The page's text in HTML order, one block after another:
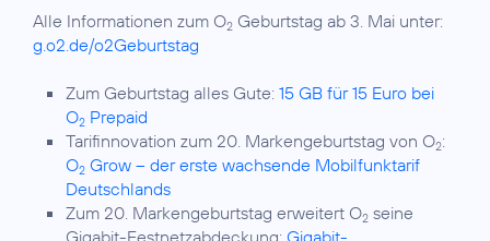
Alle Informationen zum O2 Geburtstag ab 3. Mai unter:
g.o2.de/o2Geburtstag
Zum Geburtstag alles Gute: 15 GB für 15 Euro bei
O2 Prepaid
Tarifinnovation zum 20. Markengeburtstag von O2:
O2 Grow – der erste wachsende Mobilfunktarif
Deutschlands
Zum 20. Markengeburtstag erweitert O2 seine